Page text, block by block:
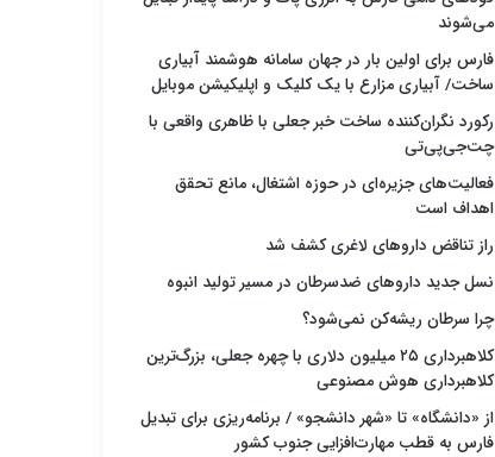
می‌شوند
فارس برای اولین بار در جهان سامانه هوشمند آبیاری
ساخت/ آبیاری مزارع با یک کلیک و اپلیکیشن موبایل
رکورد نگران‌کننده ساخت خبر جعلی با ظاهری واقعی با
چت‌جی‌پی‌تی
فعالیت‌های جزیره‌ای در حوزه اشتغال، مانع تحقق
اهداف است
راز تناقض داروهای لاغری کشف شد
نسل جدید داروهای ضدسرطان در مسیر تولید انبوه
چرا سرطان ریشه‌کن نمی‌شود؟
کلاهبرداری ۲۵ میلیون دلاری با چهره جعلی، بزرگ‌ترین
کلاهبرداری هوش مصنوعی
از «دانشگاه» تا «شهر دانشجو» / برنامه‌ریزی برای تبدیل
فارس به قطب مهارت‌افزایی جنوب کشور